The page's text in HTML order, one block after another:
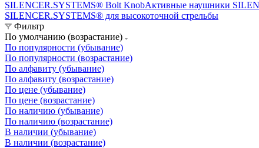
SILENCER.SYSTEMS® Bolt KnobАктивные наушники
SILENCER.SYSTEMS® для высокоточной стрельбы
Фильтр
По умолчанию (возрастание)
По популярности (убывание)
По популярности (возрастание)
По алфавиту (убывание)
По алфавиту (возрастание)
По цене (убывание)
По цене (возрастание)
По наличию (убывание)
По наличию (возрастание)
В наличии (убывание)
В наличии (возрастание)